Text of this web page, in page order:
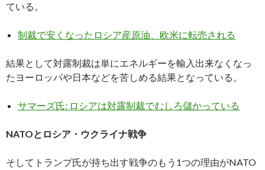
ている。
制裁で安くなったロシア産原油、欧米に転売される
結果として対露制裁は単にエネルギーを輸入出来なくなっ
たヨーロッパや日本などを苦しめる結果となっている。
サマーズ氏: ロシアは対露制裁でむしろ儲かっている
NATOとロシア・ウクライナ戦争
そしてトランプ氏が持ち出す戦争のもう1つの理由がNATO